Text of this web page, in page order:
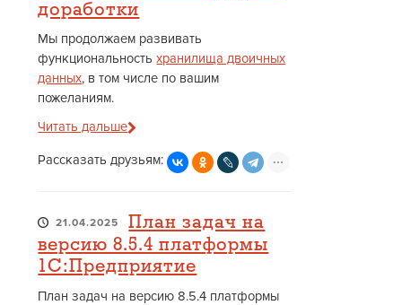
доработки
Мы продолжаем развивать
функциональностьхранилища двоичных
данных, в том числе по вашим
пожеланиям.
Читать дальше
Рассказать друзьям:
21.04.2025
План задач на
версию 8.5.4 платформы
1С:Предприятие
План задач на версию 8.5.4 платформы